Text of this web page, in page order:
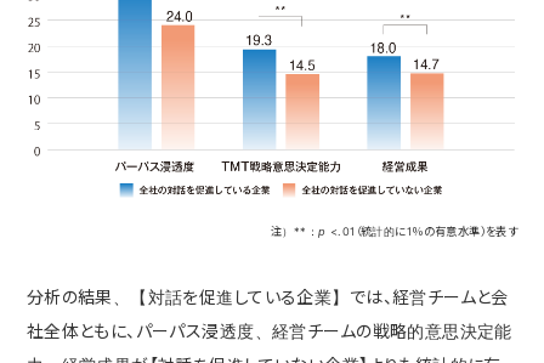
注）**：p <.01（統計的に1％の有意水準）を表す
分析の結果、【対話を促進している企業】では、経営チームと会
社全体ともに、パーパス浸透度、経営チームの戦略的意思決定能